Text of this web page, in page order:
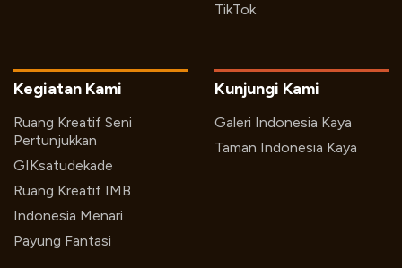
TikTok
Kegiatan Kami
Ruang Kreatif Seni
Pertunjukkan
GIKsatudekade
Ruang Kreatif IMB
Indonesia Menari
Payung Fantasi
Kunjungi Kami
Galeri Indonesia Kaya
Taman Indonesia Kaya